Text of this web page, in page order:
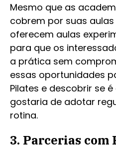
Mesmo que as
cobrem por suas
oferecem aulas
para que os
a prática sem
essas oportunidades
Pilates e descobrir se
gostaria de adotar
rotina.
3. Parcerias com